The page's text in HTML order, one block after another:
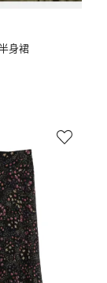
身裙